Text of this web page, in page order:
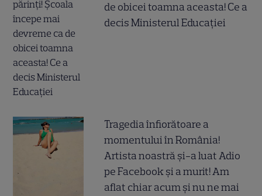
de obicei toamna aceasta! Ce a
decis Ministerul Educației
Tragedia înfiorătoare a
momentului în România!
Artista noastră și-a luat Adio
pe Facebook și a murit! Am
aflat chiar acum și nu ne mai